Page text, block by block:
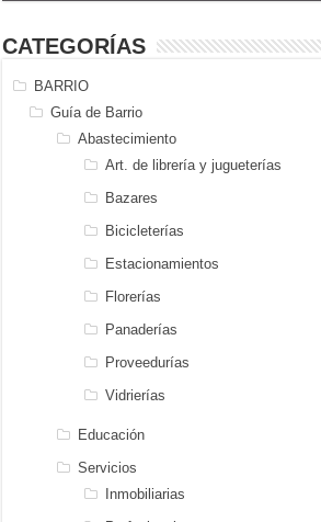
CATEGORÍAS
BARRIO
Guía de Barrio
Abastecimiento
Art. de librería y jugueterías
Bazares
Bicicleterías
Estacionamientos
Florerías
Panaderías
Proveedurías
Vidrierías
Educación
Servicios
Inmobiliarias